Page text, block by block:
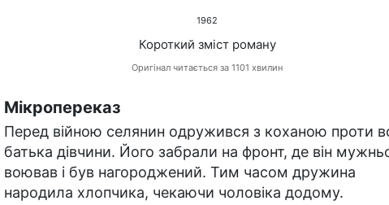
1962
Короткий зміст роману
Оригінал читається за 1101 хвилин
Мікропереказ
Перед війною селянин одружився з коханою проти
батька дівчини. Його забрали на фронт, де він
воював і був нагороджений. Тим часом дружина
народила хлопчика, чекаючи чоловіка додому.